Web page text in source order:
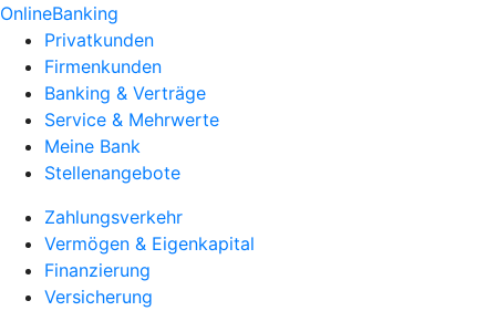
OnlineBanking
Privatkunden
Firmenkunden
Banking & Verträge
Service & Mehrwerte
Meine Bank
Stellenangebote
Zahlungsverkehr
Vermögen & Eigenkapital
Finanzierung
Versicherung